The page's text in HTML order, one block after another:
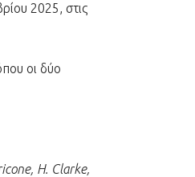
2025, στις
οι δύο
H. Clarke,